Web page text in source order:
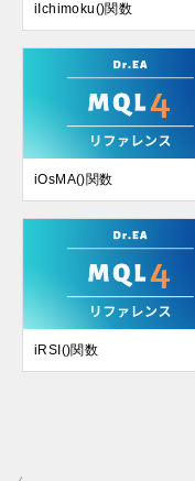
iIchimoku()関数
iOsMA()関数
iRSI()関数